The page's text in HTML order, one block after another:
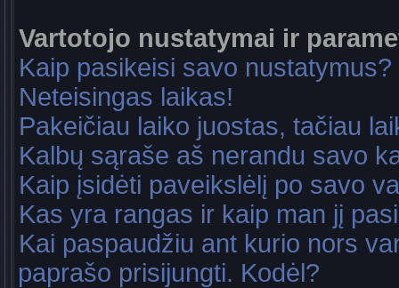
Vartotojo nustatymai ir
Kaip pasikeisi savo nustatymus?
Neteisingas laikas!
Pakeičiau laiko juostas, tačiau
Kalbų sąraše aš nerandu savo
Kaip įsidėti paveikslėlį po savo
Kas yra rangas ir kaip man jį
Kai paspaudžiu ant kurio nors
paprašo prisijungti. Kodėl?